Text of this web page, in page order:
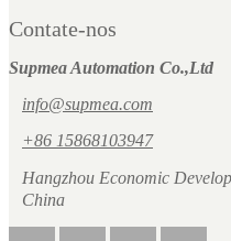
Contate-nos
Supmea Automation Co.,Ltd
info@supmea.com
+86 15868103947
Hangzhou Economic
China